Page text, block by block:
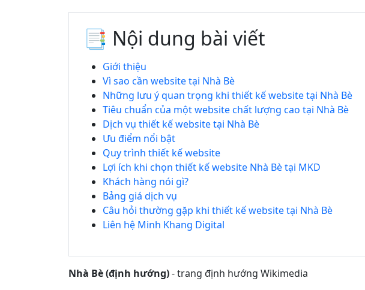
📑 Nội dung bài viết
Giới thiệu
Vì sao cần website tại Nhà Bè
Những lưu ý quan trọng khi thiết kế website tại Nhà Bè
Tiêu chuẩn của một website chất lượng cao tại Nhà Bè
Dịch vụ thiết kế website tại Nhà Bè
Ưu điểm nổi bật
Quy trình thiết kế website
Lợi ích khi chọn thiết kế website Nhà Bè tại MKD
Khách hàng nói gì?
Bảng giá dịch vụ
Câu hỏi thường gặp khi thiết kế website tại Nhà Bè
Liên hệ Minh Khang Digital
Nhà Bè (định hướng)- trang định hướng Wikimedia